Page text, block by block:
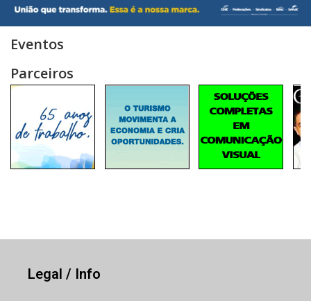
Eventos
Parceiros
Legal / Info